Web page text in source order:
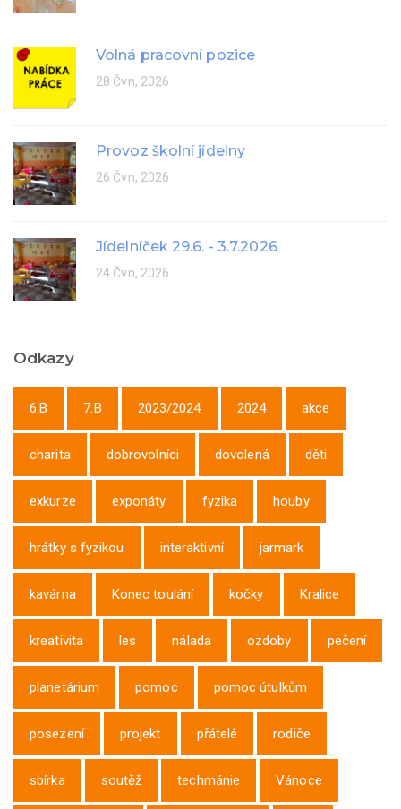
Volná pracovní pozice
28 Čvn, 2026
Provoz školní jídelny
26 Čvn, 2026
Jídelníček 29.6. - 3.7.2026
24 Čvn, 2026
Odkazy
6.B 7.B 2023/2024 2024 akce
charita dobrovolníci dovolená děti
exkurze exponáty fyzika houby
hrátky s fyzikou interaktivní jarmark
kavárna Konec toulání kočky Kralice
kreativita les nálada ozdoby pečení
planetárium pomoc pomoc útulkům
posezení projekt přátelé rodiče
sbírka soutěž techmánie Vánoce